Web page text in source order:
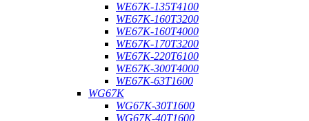
WE67K-135T4100
WE67K-160T3200
WE67K-160T4000
WE67K-170T3200
WE67K-220T6100
WE67K-300T4000
WE67K-63T1600
WG67K
WG67K-30T1600
WG67K-40T1600